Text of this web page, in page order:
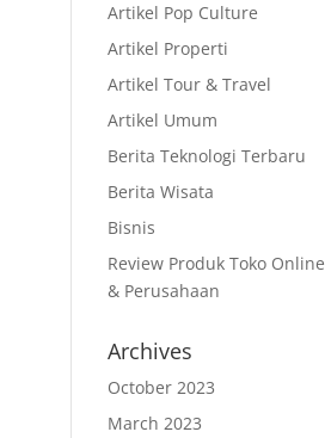
Artikel Pop Culture
Artikel Properti
Artikel Tour & Travel
Artikel Umum
Berita Teknologi Terbaru
Berita Wisata
Bisnis
Review Produk Toko Online
& Perusahaan
Archives
October 2023
March 2023